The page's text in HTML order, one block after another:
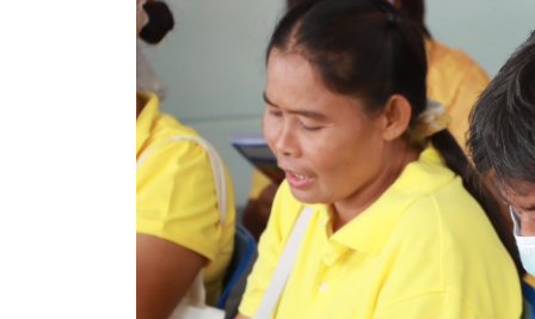
การจัดการความรู้ (KM)
ข้อระเบียบและกฎหมาย
มาตรฐานการปฏิบัติงาน
แผนพัฒนาท้องถิ่น ของอบจ.สุพรรณบุรี